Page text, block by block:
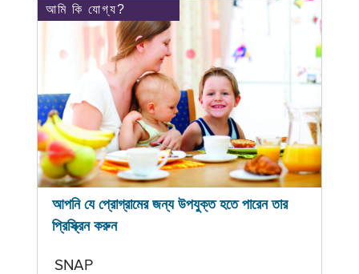
আমি কি যোগ্য?
আপনি যে প্রোগ্রামের জন্য উপযুক্ত হতে পারেন তার
প্রিস্ক্রিন করুন
SNAP